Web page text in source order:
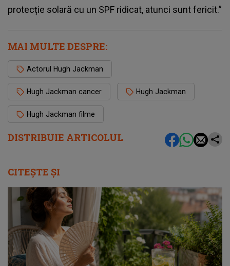
DISTRIBUIE ARTICOLUL
protecție solară cu un SPF ridicat, atunci sunt fericit.”
MAI MULTE DESPRE:
Actorul Hugh Jackman
Hugh Jackman cancer Hugh Jackman
Hugh Jackman filme
CITEȘTE ȘI